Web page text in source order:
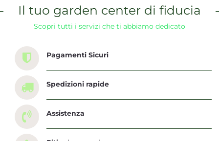
Il tuo garden center di fiducia
Scopri tutti i servizi che ti abbiamo dedicato
Pagamenti Sicuri
Spedizioni rapide
Assistenza